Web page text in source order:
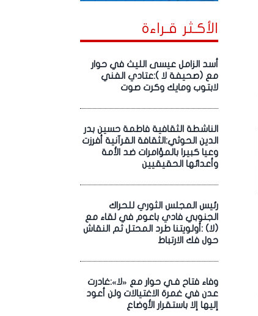
الأكـثر قـراءة
أسد الزامل عيسى الليث في حوار
مع (صحيفة لا ):عتادي الفني
لابتوب ومايك وكرت صوت
الناشطة الثقافية فاطمة حسين بدر
الدين الحوثي:الثقافة القرآنية أفرزت
وعيا كبيرا بالمؤامرات ضد الأمة
وأعدائها الحقيقيين
رئيس المجلس الثوري للحراك
الجنوبي فادي باعوم في لقاء مع
(لا) :أولويتنا طرد المحتل ثم النقاش
حول فك الارتباط
وفاء فتاح فـي حوار مع «لا»:غادرت
عدن في غمرة الاغتيالات ولن أعود
إليها إلا باستقرار الأوضاع